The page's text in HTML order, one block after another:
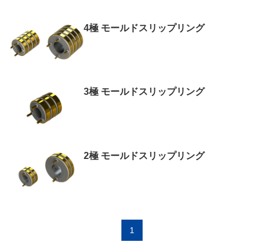
4極 モールドスリップリング
3極 モールドスリップリング
2極 モールドスリップリング
1